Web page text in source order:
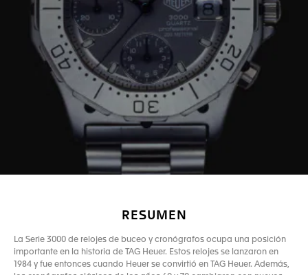
RESUMEN
La Serie 3000 de relojes de buceo y cronógrafos ocupa una posición
importante en la historia de TAG Heuer. Estos relojes se lanzaron en
1984 y fue entonces cuando Heuer se convirtió en TAG Heuer. Además,